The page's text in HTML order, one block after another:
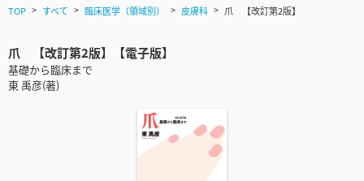
TOP すべて 臨床医学（領域別） 皮膚科 爪 【改訂第2版】
爪 【改訂第2版】【電子版】
基礎から臨床まで
東 禹彦(著)